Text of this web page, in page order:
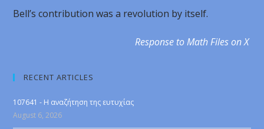
Bell’s contribution was a revolution by itself.
Response to Math Files on X
RECENT ARTICLES
107641 - Η αναζήτηση της ευτυχίας
August 6, 2026